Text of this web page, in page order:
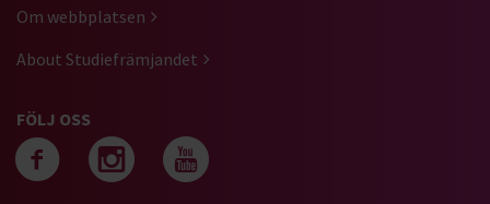
Om webbplatsen
About Studiefrämjandet
FÖLJ OSS
Följ oss på facebook
Följ oss på
Följ oss på